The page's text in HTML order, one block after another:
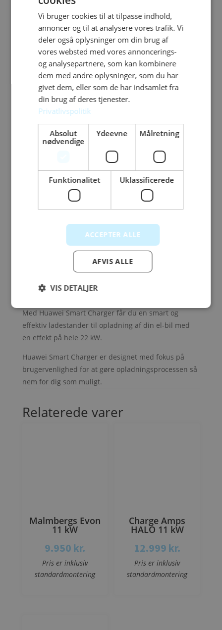
Hurtig og effektiv opladning
Med en maksimal effekt på 22 kW sikrer Huawei
Smart Charger en hurtig og pålidelig opladning,
uanset om du lader hjemme eller på farten.
Brugervenligt design
Den intuitive brugergrænseflade og tydelige skærm
gør det let at overvåge opladningen. Opladeren er
desuden kompakt og nem at installere både ude og
inde.
Sikkerhed i top
Med beskyttelse mod overbelastning, kortslutning og
sikkerhedsstandarder og er CE-certificeret.
Fleksible tilslutningsmuligheder
Understøtter både enkelt- og trefaset strømforsyning
og har indbygget beskyttelse mod spændingsudsving
Optimal udnyttelse af solenergi
Kan integreres med Huawei invertere, så du kan
kombinere med strøm fra nettet efter behov.
Med Huawei Smart Charger får du en smart og
effektiv ladestander til opladning af din el-bil med
en effekt på hele 22 kW.
Huawei Smart Charger er designet med fokus på
brugervenlighed for at gøre opladningsprocessen så
nem for dig som muligt.
Relaterede varer
Malmbergs Evon
11 kW
9.950 kr.
Pris er inklusiv
standardmontering
Charge Amps
HALO 11 kW
12.999 kr.
Pris er inklusiv
standardmontering
Vi bruger cookies til at tilpasse indhold,
annoncer og til at analysere vores trafik. Vi
deler også oplysninger om din brug af
vores websted med vores annoncerings-
og analysepartnere, som kan kombinere
dem med andre oplysninger, som du har
givet dem, eller som de har indsamlet fra
din brug af deres tjenester.
Privatlivspolitik
Absolut
nødvendige
Ydeevne Målretning
Funktionalitet Uklassificerede
ACCEPTER ALLE
AFVIS ALLE
VIS DETALJER